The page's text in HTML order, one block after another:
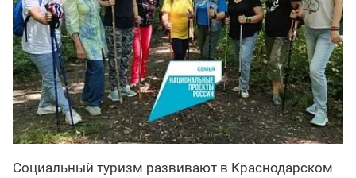
Социальный туризм развивают в Краснодарском